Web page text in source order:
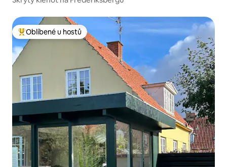
Nejlepší v kategorii Oblíbené u hostů
Oblíbené u hostů